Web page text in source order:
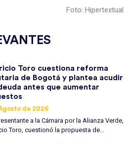
Foto: Hipertextual
Toro cuestiona reforma
de Bogotá y plantea acudir
antes que aumentar
de 2026
a la Cámara por la Alianza Verde,
Toro, cuestionó la propuesta de...